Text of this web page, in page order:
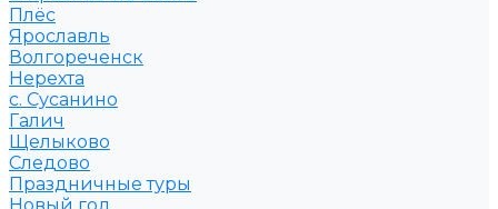
Плёс
Ярославль
Волгореченск
Нерехта
с. Сусанино
Галич
Щелыково
Следово
Праздничные туры